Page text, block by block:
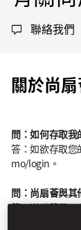
聯絡我們
關於尚
問：如何存取我
答：如欲存取
mo/login。
問：尚扇薈與其
答：尚扇薈是一